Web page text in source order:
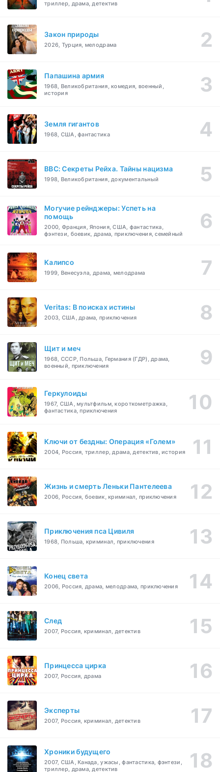
триллер, драма, детектив
Закон природы
2026, Турция, мелодрама
Папашина армия
1968, Великобритания, комедия, военный,
история
Земля гигантов
1968, США, фантастика
BBC: Секреты Рейха. Тайны нацизма
1998, Великобритания, документальный
Могучие рейнджеры: Успеть на
помощь
2000, Франция, Япония, США, фантастика,
фэнтези, боевик, драма, приключения, семейный
Калипсо
1999, Венесуэла, драма, мелодрама
Veritas: В поисках истины
2003, США, драма, приключения
Щит и меч
1968, СССР, Польша, Германия (ГДР), драма,
военный, приключения
Геркулоиды
1967, США, мультфильм, короткометражка,
фантастика, приключения
Ключи от бездны: Операция «Голем»
2004, Россия, триллер, драма, детектив, история
Жизнь и смерть Леньки Пантелеева
2006, Россия, боевик, криминал, приключения
Приключения пса Цивиля
1968, Польша, криминал, приключения
Конец света
2006, Россия, драма, мелодрама, приключения
След
2007, Россия, криминал, детектив
Принцесса цирка
2007, Россия, драма
Эксперты
2007, Россия, криминал, детектив
Хроники будущего
2007, США, Канада, ужасы, фантастика, фэнтези,
триллер, драма, детектив